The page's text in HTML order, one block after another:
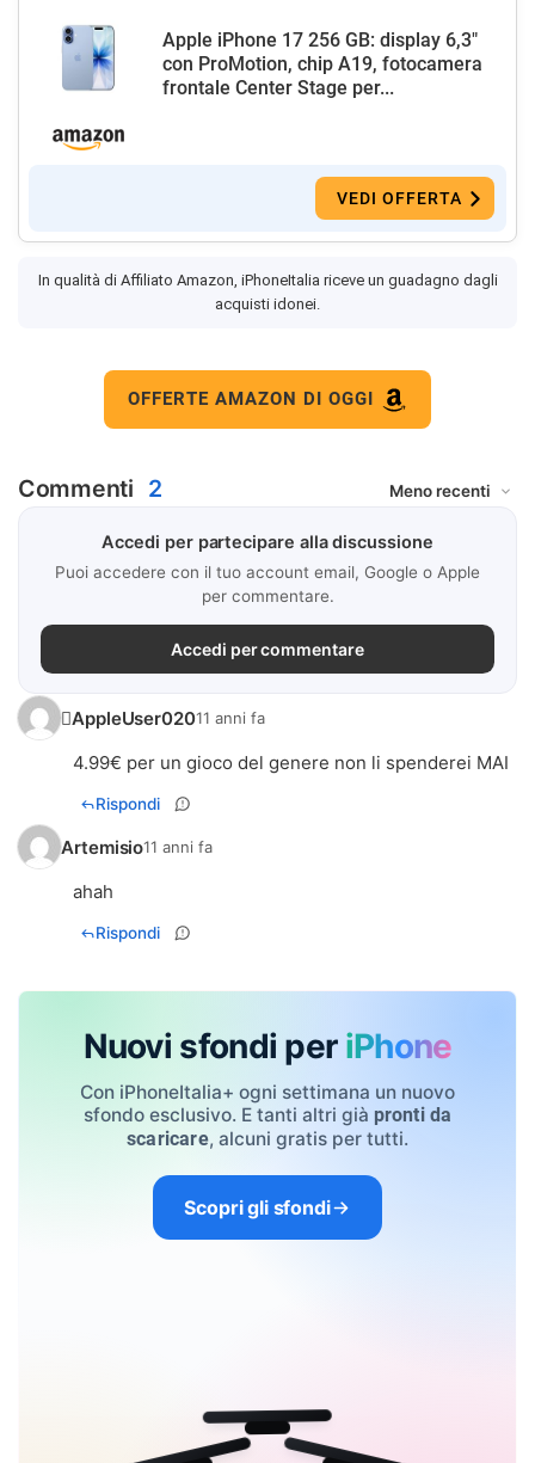
Apple iPhone 17 256 GB: display 6,3"
con ProMotion, chip A19, fotocamera
frontale Center Stage per...
VEDI OFFERTA
In qualità di Affiliato Amazon, iPhoneItalia riceve un guadagno dagli
acquisti idonei.
OFFERTE AMAZON DI OGGI
Commenti 2
Accedi per partecipare alla discussione
Puoi accedere con il tuo account email, Google o Apple
per commentare.
Accedi per commentare
AppleUser02011 anni fa
4.99€ per un gioco del genere non li spenderei MAI
Rispondi
Artemisio11 anni fa
ahah
Rispondi
Nuovi sfondi per iPhone
Con iPhoneItalia+ ogni settimana un nuovo
sfondo esclusivo. E tanti altri già pronti da
scaricare, alcuni gratis per tutti.
Scopri gli sfondi